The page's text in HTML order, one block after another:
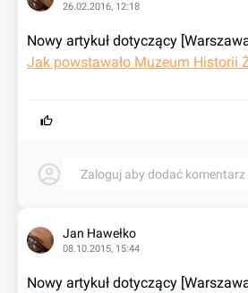
26.02.2016, 12:18
Nowy artykuł dotyczący
Jak powstawało Muzeum Historii
Zaloguj aby dodać komentarz
Jan Hawełko
08.10.2015, 15:44
Nowy artykuł dotyczący